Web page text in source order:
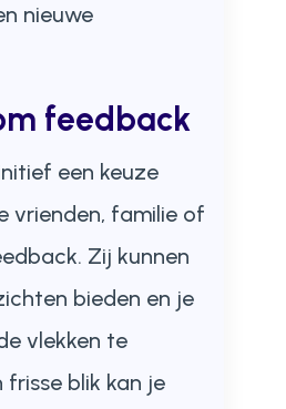
nieuwe
feedback
een keuze
vrienden, familie of
Zij kunnen
bieden en je
vlekken te
frisse blik kan je